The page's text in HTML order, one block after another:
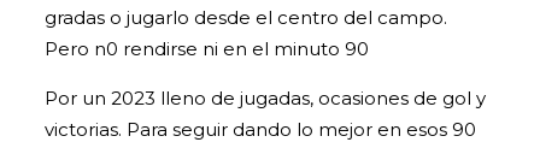
gradas o jugarlo desde el centro del campo.
Pero n0 rendirse ni en el minuto 90
Por un 2023 lleno de jugadas, ocasiones de gol y
victorias. Para seguir dando lo mejor en esos 90